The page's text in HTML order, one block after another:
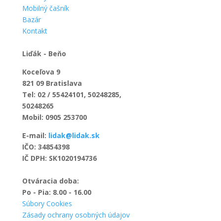
Mobilný čašník
Bazár
Kontakt
Liďák - Beňo
Koceľova 9
821 09 Bratislava
Tel: 02 / 55424101, 50248285,
50248265
Mobil: 0905 253700
E-mail: lidak@lidak.sk
IČO: 34854398
IČ DPH: SK1020194736
Otváracia doba:
Po - Pia: 8.00 - 16.00
Súbory Cookies
Zásady ochrany osobných údajov